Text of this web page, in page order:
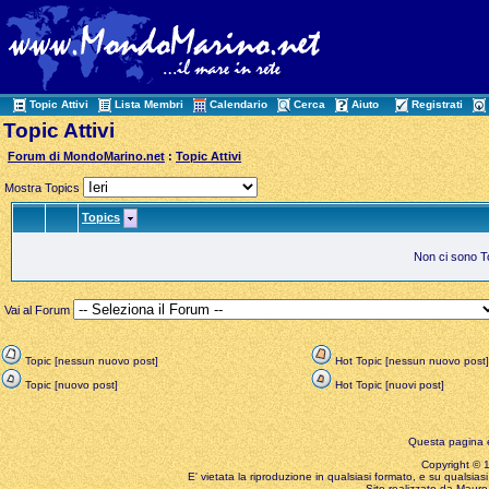
Topic Attivi Lista Membri Calendario Cerca Aiuto Registrati
Topic Attivi
Forum di MondoMarino.net :Topic Attivi
Mostra Topics
Topics
Non ci sono
Vai al Forum
Topic [nessun nuovo post]
Hot Topic [nessun nuovo post]
Topic [nuovo post]
Hot Topic [nuovi post]
Questa pagina
Copyright ©
E' vietata la riproduzione in qualsiasi formato, e su